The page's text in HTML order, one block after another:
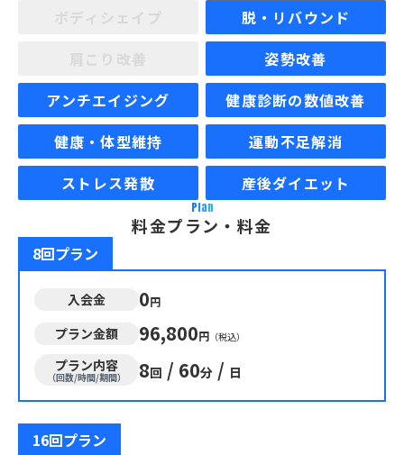
脱・リバウンド
姿勢改善
アンチエイジング
健康診断の数値改善
健康・体型維持
運動不足解消
ストレス発散
産後ダイエット
Plan
料金プラン・料金
8回プラン
入会金 0円
プラン金額 96,800円 （税込）
プラン内容
（回数/時間/期間） 8回 / 60分 / 日
16回プラン